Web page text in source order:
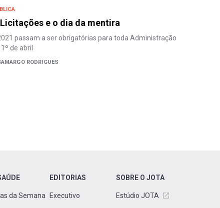
e o dia da mentira
passam a ser obrigatórias para toda Administração
de abril
RODRIGUES
da Semana
EDITORIAS
Executivo
SOBRE O JOTA
Estúdio JOTA